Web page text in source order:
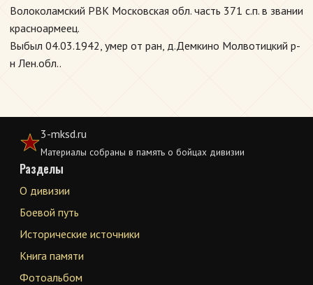
Волоколамский РВК Московская обл. часть 371 с.п. в звании
красноармеец.
Выбыл 04.03.1942, умер от ран, д.Демкино Молвотицкий р-
н Лен.обл..
3-mksd.ru
Материалы собраны в память о бойцах дивизии
Разделы
О дивизии
Боевой путь
Исторические источники
Книга памяти
Фотоальбом